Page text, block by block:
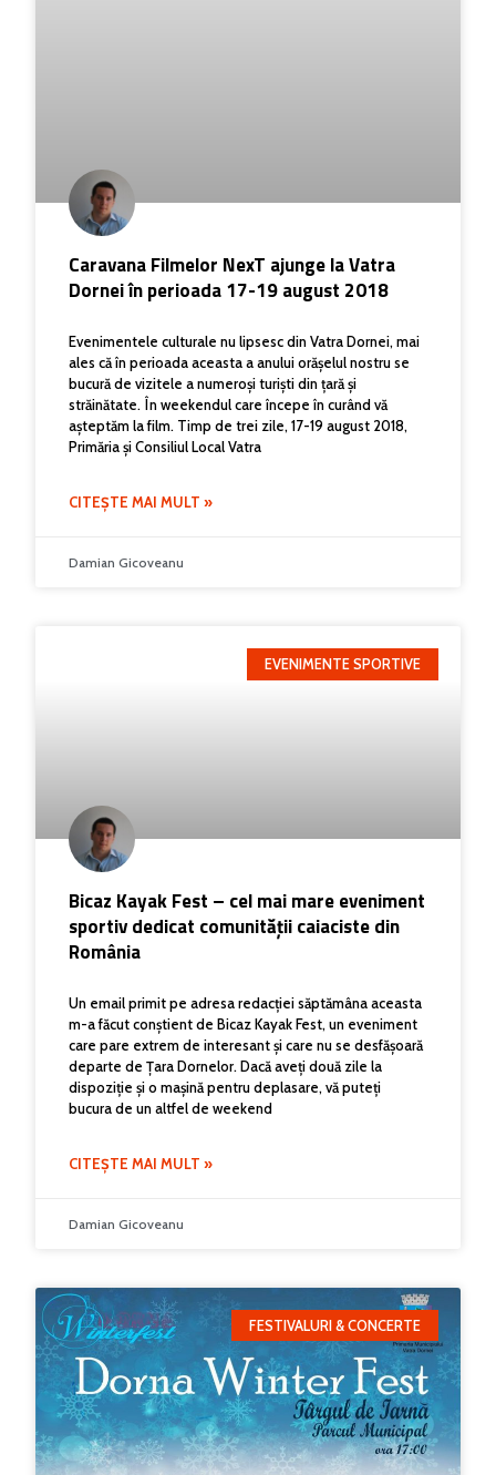
Caravana Filmelor NexT ajunge la Vatra
Dornei în perioada 17-19 august 2018
Evenimentele culturale nu lipsesc din Vatra Dornei, mai
ales că în perioada aceasta a anului orășelul nostru se
bucură de vizitele a numeroși turiști din țară și
străinătate. În weekendul care începe în curând vă
așteptăm la film. Timp de trei zile, 17-19 august 2018,
Primăria şi Consiliul Local Vatra
CITEȘTE MAI MULT »
Damian Gicoveanu
EVENIMENTE SPORTIVE
Bicaz Kayak Fest – cel mai mare eveniment
sportiv dedicat comunității caiaciste din
România
Un email primit pe adresa redacției săptămâna aceasta
m-a făcut conștient de Bicaz Kayak Fest, un eveniment
care pare extrem de interesant și care nu se desfășoară
departe de Țara Dornelor. Dacă aveți două zile la
dispoziție și o mașină pentru deplasare, vă puteți
bucura de un altfel de weekend
CITEȘTE MAI MULT »
Damian Gicoveanu
FESTIVALURI & CONCERTE